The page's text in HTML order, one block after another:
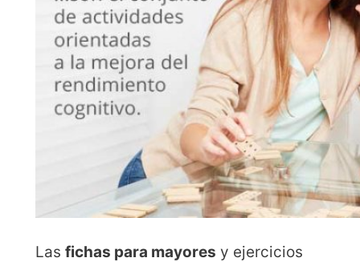
Las fichas para mayores y ejercicios